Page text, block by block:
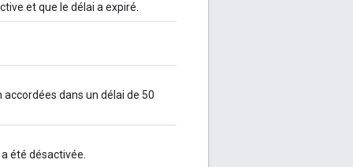
et que le délai a expiré.
dans un délai de 50
été désactivée.